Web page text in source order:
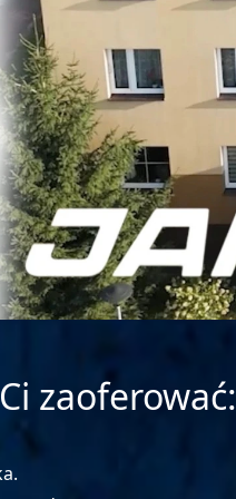
zaoferować: